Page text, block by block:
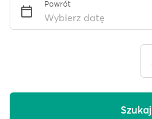
Powrót
Wybierz datę
Szukaj